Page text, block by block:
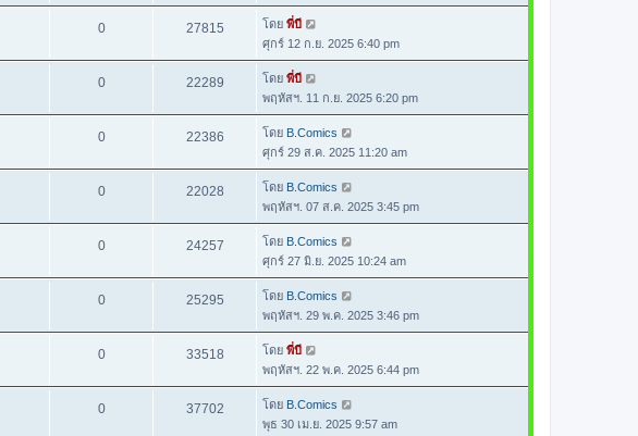
0 27815 โดย พี่บี
ศุกร์ 12 ก.ย. 2025 6:40 pm
0 22289 โดย พี่บี
พฤหัสฯ. 11 ก.ย. 2025 6:20 pm
0 22386 โดย B.Comics
ศุกร์ 29 ส.ค. 2025 11:20 am
0 22028 โดย B.Comics
พฤหัสฯ. 07 ส.ค. 2025 3:45 pm
0 24257 โดย B.Comics
ศุกร์ 27 มิ.ย. 2025 10:24 am
0 25295 โดย B.Comics
พฤหัสฯ. 29 พ.ค. 2025 3:46 pm
0 33518 โดย พี่บี
พฤหัสฯ. 22 พ.ค. 2025 6:44 pm
0 37702 โดย B.Comics
พุธ 30 เม.ย. 2025 9:57 am